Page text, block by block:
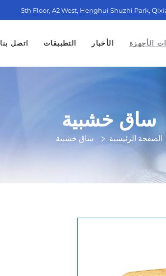
5th Floor, A2 West, Henghui Shuzhi Park,
الأجهزة الأخبار التطبيقات اتصل بنا
ساق خشبية
الصفحة الرئيسية ساق خشبية